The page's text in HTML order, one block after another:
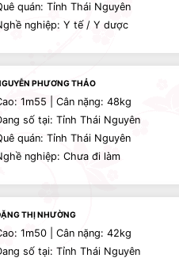
quán: Tỉnh Thái Nguyên
nghiệp: Y tế / Y dược
PHƯƠNG THẢO
1m55 | Cân nặng: 48kg
số tại: Tỉnh Thái Nguyên
quán: Tỉnh Thái Nguyên
nghiệp: Chưa đi làm
THỊ NHƯỜNG
1m50 | Cân nặng: 42kg
số tại: Tỉnh Thái Nguyên